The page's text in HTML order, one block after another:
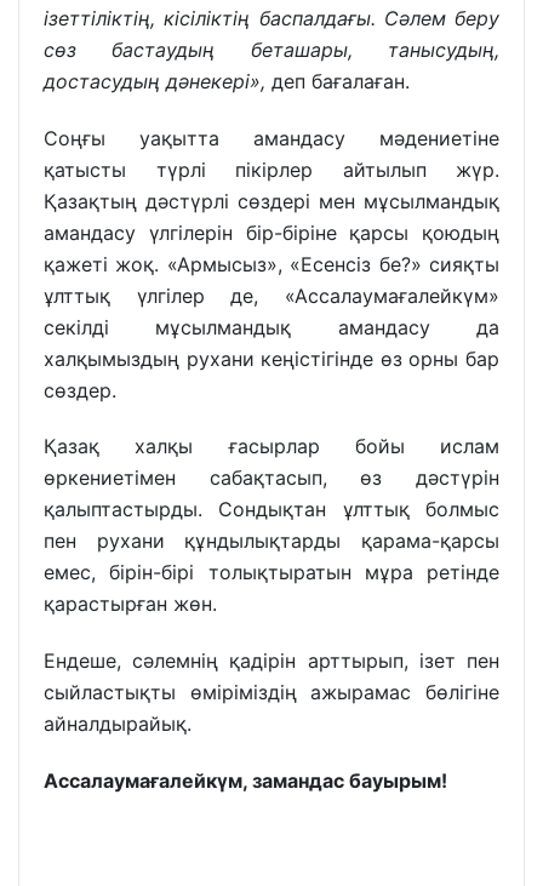
ізеттіліктің, кісіліктің баспалдағы. Сәлем беру
сөз бастаудың беташары, танысудың,
достасудың дәнекері», деп бағалаған.
Соңғы уақытта амандасу мәдениетіне
қатысты түрлі пікірлер айтылып жүр.
Қазақтың дәстүрлі сөздері мен мұсылмандық
амандасу үлгілерін бір-біріне қарсы қоюдың
қажеті жоқ. «Армысыз», «Есенсіз бе?» сияқты
ұлттық үлгілер де, «Ассалаумағалейкүм»
секілді мұсылмандық амандасу да
халқымыздың рухани кеңістігінде өз орны бар
сөздер.
Қазақ халқы ғасырлар бойы ислам
өркениетімен сабақтасып, өз дәстүрін
қалыптастырды. Сондықтан ұлттық болмыс
пен рухани құндылықтарды қарама-қарсы
емес, бірін-бірі толықтыратын мұра ретінде
қарастырған жөн.
Ендеше, сәлемнің қадірін арттырып, ізет пен
сыйластықты өміріміздің ажырамас бөлігіне
айналдырайық.
Ассалаумағалейкүм, замандас бауырым!